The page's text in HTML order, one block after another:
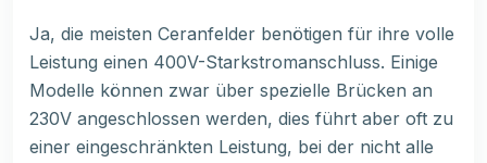
Ja, die meisten Ceranfelder benötigen für ihre volle
Leistung einen 400V-Starkstromanschluss. Einige
Modelle können zwar über spezielle Brücken an
230V angeschlossen werden, dies führt aber oft zu
einer eingeschränkten Leistung, bei der nicht alle